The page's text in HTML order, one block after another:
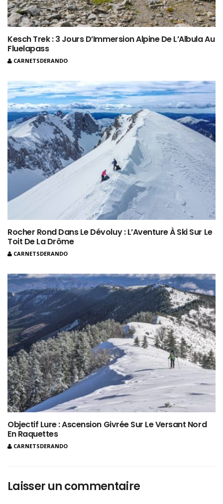
Kesch Trek : 3 Jours D’Immersion Alpine De L’Albula Au
Fluelapass
CARNETSDERANDO
Rocher Rond Dans Le Dévoluy : L’Aventure À Ski Sur Le
Toit De La Drôme
CARNETSDERANDO
Objectif Lure : Ascension Givrée Sur Le Versant Nord
En Raquettes
CARNETSDERANDO
Laisser un commentaire